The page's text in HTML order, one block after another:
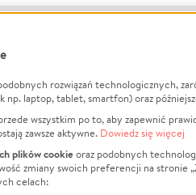
Informacje
Jak to działa?
Regulamin
Polityka Prywatności
rozwiązań technologicznych,
np. laptop, tablet, smartfon) oraz
wszystkim po to, aby zapewnić
zawsze aktywne. Dowiedz się więcej
plików cookieoraz podobnych
zmiany swoich preferencji na stronie
celach: